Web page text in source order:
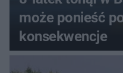
może ponieść
konsekwencje